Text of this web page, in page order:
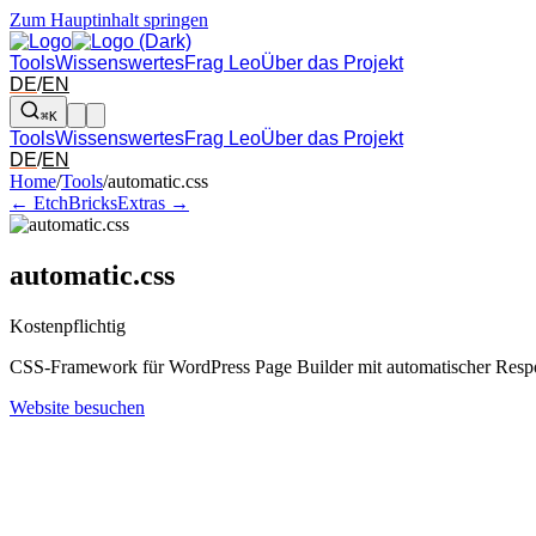
Zum Hauptinhalt springen
ToolsWissenswertesFrag LeoÜber das Projekt
DE/EN
⌘K
ToolsWissenswertesFrag LeoÜber das Projekt
DE/EN
Pfeil links und rechts: zum benachbarten Tool in der Übersicht
Home/Tools/automatic.css
← EtchBricksExtras →
automatic.css
Kostenpflichtig
CSS-Framework für WordPress Page Builder mit automatischer
Website besuchen